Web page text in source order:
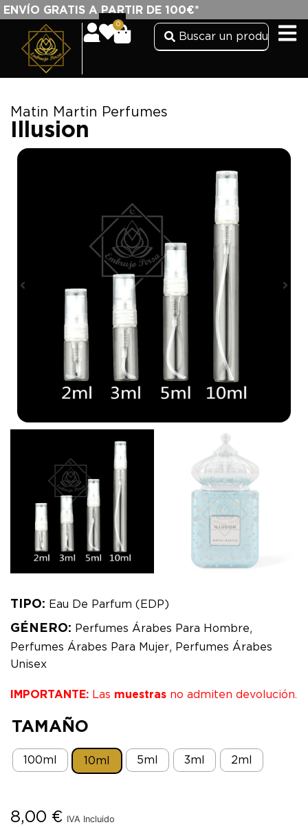
ENVÍO GRATIS A PARTIR DE 100€*
0
Matin Martin Perfumes
Illusion
TIPO: Eau De Parfum (EDP)
GÉNERO: Perfumes Árabes Para Hombre,
Perfumes Árabes Para Mujer, Perfumes Árabes
Unisex
IMPORTANTE: Las muestras no admiten devolución.
TAMAÑO
100ml 10ml 5ml 3ml 2ml
8,00 € IVA Incluido